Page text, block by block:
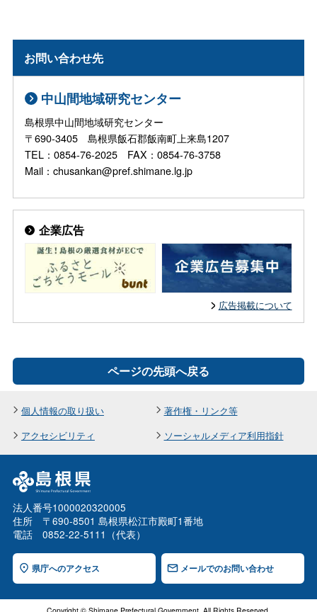
お問い合わせ先
中山間地域研究センター
島根県中山間地域研究センター
〒690-3405 島根県飯石郡飯南町上来島1207
TEL：0854-76-2025 FAX：0854-76-3758
Mail：chusankan@pref.shimane.lg.jp
企業広告
広告掲載について
ページの先頭へ戻る
個人情報の取り扱い
著作権・リンク等
アクセシビリティ
ソーシャルメディア利用指針
法人番号1000020320005
住所 〒690-8501 島根県松江市殿町1番地
電話 0852-22-5111（代表）
県庁へのアクセス メールでのお問い合わせ